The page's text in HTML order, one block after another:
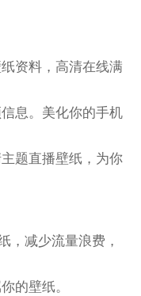
资料，高清在线满
息。美化你的手机
题直播壁纸，为你
，减少流量浪费，
的壁纸。